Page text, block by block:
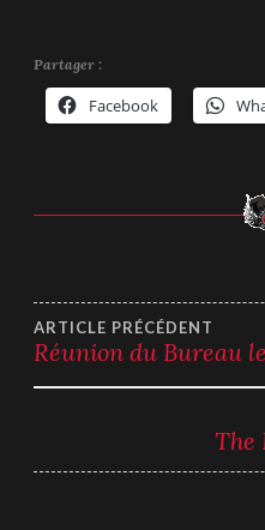
Partager :
Facebook
Navigation
de
l’article
ARTICLE PRÉCÉDENT
Réunion du Bureau
The